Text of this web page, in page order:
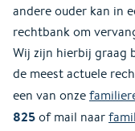
andere ouder kan in
rechtbank om
Wij zijn hierbij graag
de meest actuele
een van onze
825of mail naar